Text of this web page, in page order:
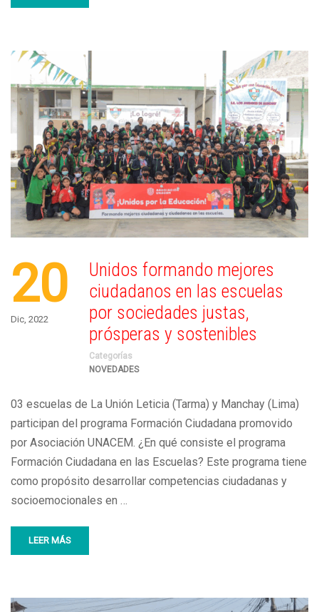
20
Dic, 2022
Unidos formando mejores
ciudadanos en las escuelas
por sociedades justas,
prósperas y sostenibles
Categorías
NOVEDADES
03 escuelas de La Unión Leticia (Tarma) y Manchay (Lima)
participan del programa Formación Ciudadana promovido
por Asociación UNACEM. ¿En qué consiste el programa
Formación Ciudadana en las Escuelas? Este programa tiene
como propósito desarrollar competencias ciudadanas y
socioemocionales en …
LEER MÁS